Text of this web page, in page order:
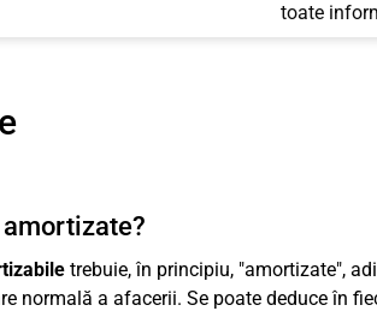
toate
trebuie, în principiu, "amortizate",
normală a afacerii. Se poate deduce în